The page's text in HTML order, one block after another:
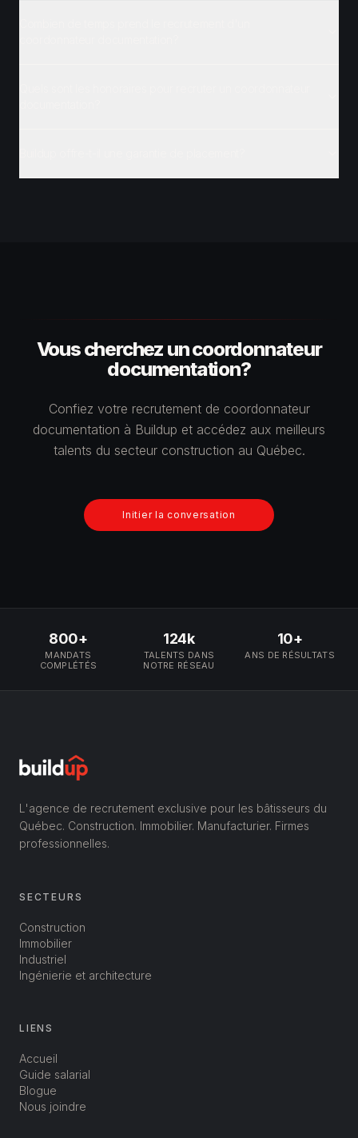
Vous cherchez un coordonnateur
documentation?
Confiez votre recrutement de coordonnateur
documentation à Buildup et accédez aux meilleurs
talents du secteur construction au Québec.
Initier la conversation
800+
MANDATS
COMPLÉTÉS
124k
TALENTS DANS
NOTRE RÉSEAU
10+
ANS DE RÉSULTATS
L'agence de recrutement exclusive pour les bâtisseurs du
Québec. Construction. Immobilier. Manufacturier. Firmes
professionnelles.
SECTEURS
Construction
Immobilier
Industriel
Ingénierie et architecture
LIENS
Accueil
Guide salarial
Blogue
Nous joindre